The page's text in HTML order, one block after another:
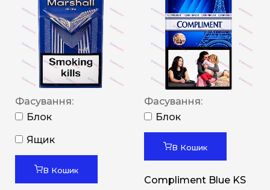
Фасування:
Блок
Ящик
В Кошик
Фасування:
Блок
В Кошик
Compliment Blue KS